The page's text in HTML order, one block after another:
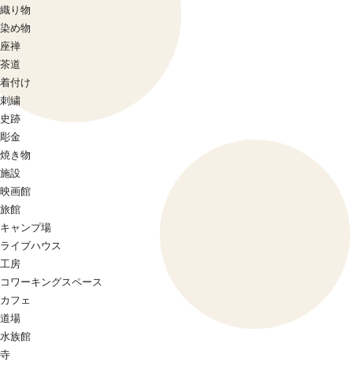
織り物
染め物
座禅
茶道
着付け
刺繍
史跡
彫金
焼き物
施設
映画館
旅館
キャンプ場
ライブハウス
工房
コワーキングスペース
カフェ
道場
水族館
寺